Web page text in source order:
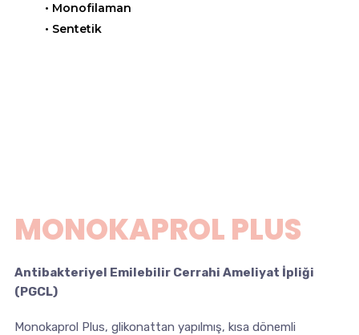
• Monofilaman
• Sentetik
MONOKAPROL PLUS
Antibakteriyel Emilebilir Cerrahi Ameliyat İpliği
(PGCL)
Monokaprol Plus, glikonattan yapılmış, kısa dönemli